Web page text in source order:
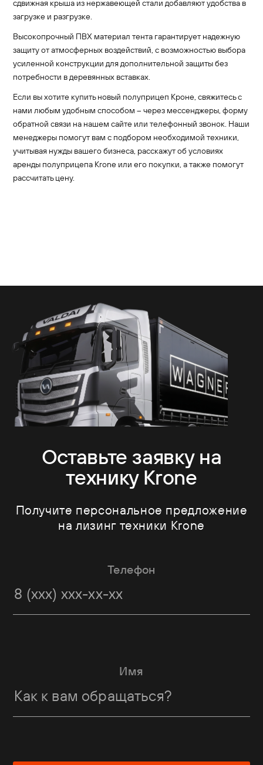
сдвижная крыша из нержавеющей стали добавляют удобства в
загрузке и разгрузке.
Высокопрочный ПВХ материал тента гарантирует надежную
защиту от атмосферных воздействий, с возможностью выбора
усиленной конструкции для дополнительной защиты без
потребности в деревянных вставках.
Если вы хотите купить новый полуприцеп Кроне, свяжитесь с
нами любым удобным способом – через мессенджеры, форму
обратной связи на нашем сайте или телефонный звонок. Наши
менеджеры помогут вам с подбором необходимой техники,
учитывая нужды вашего бизнеса, расскажут об условиях
аренды полуприцепа Krone или его покупки, а также помогут
рассчитать цену.
Оставьте заявку на
технику Krone
Получите персональное предложение
на лизинг техники Krone
Телефон
Имя